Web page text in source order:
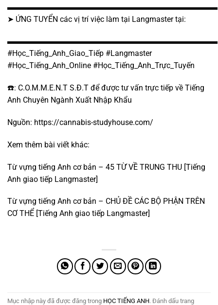
▬▬▬▬▬▬▬▬▬▬▬▬▬▬▬▬▬▬▬▬▬▬▬▬▬▬▬
➤ ỨNG TUYỂN các vị trí việc làm tại Langmaster tại:
▬▬▬▬▬▬▬▬▬▬▬▬▬▬▬▬▬▬▬▬▬▬▬▬▬▬▬
#Học_Tiếng_Anh_Giao_Tiếp #Langmaster
#Học_Tiếng_Anh_Online #Học_Tiếng_Anh_Trực_Tuyến
☎️: C.O.M.M.E.N.T S.Đ.T để được tư vấn trực tiếp về Tiếng
Anh Chuyên Ngành Xuất Nhập Khẩu
Nguồn: https://cannabis-studyhouse.com/
Xem thêm bài viết khác:
Từ vựng tiếng Anh cơ bản – 45 TỪ VỀ TRUNG THU [Tiếng
Anh giao tiếp Langmaster]
Từ vựng tiếng Anh cơ bản – CHỦ ĐỀ CÁC BỘ PHẬN TRÊN
CƠ THỂ [Tiếng Anh giao tiếp Langmaster]
Mục nhập này đã được đăng trong HỌC TIẾNG ANH. Đánh dấu trang